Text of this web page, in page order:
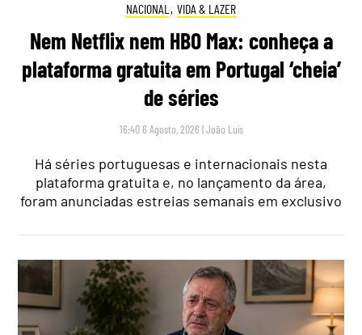
NACIONAL , VIDA & LAZER
Nem Netflix nem HBO Max: conheça a
plataforma gratuita em Portugal ‘cheia’
de séries
16:40 6 Agosto, 2026 |João Luís
Há séries portuguesas e internacionais nesta
plataforma gratuita e, no lançamento da área,
foram anunciadas estreias semanais em exclusivo